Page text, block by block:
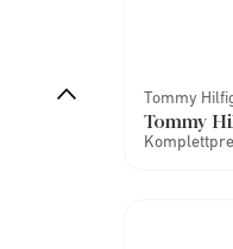
131 mm)
bis 138 mm)
mm)
Tommy
Tommy